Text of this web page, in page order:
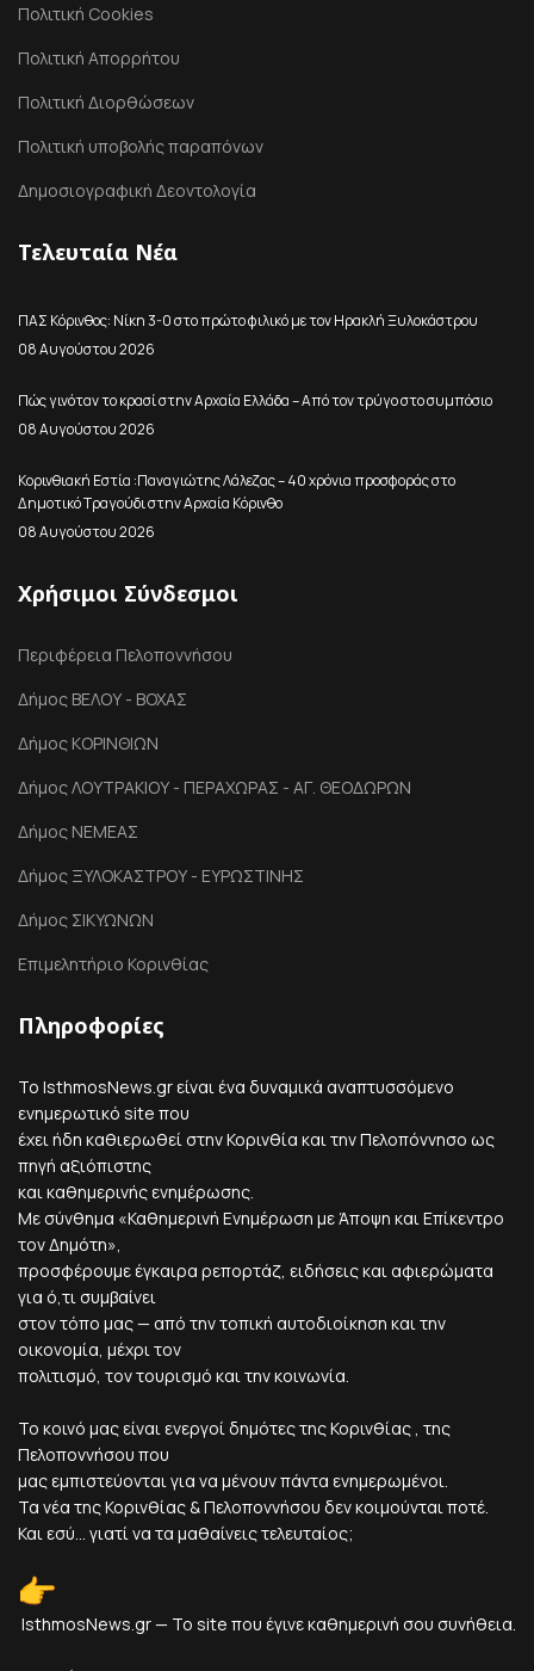
Πολιτική Cookies
Πολιτική Απορρήτου
Πολιτική Διορθώσεων
Πολιτική υποβολής παραπόνων
Δημοσιογραφική Δεοντολογία
Τελευταία Νέα
ΠΑΣ Κόρινθος: Νίκη 3-0 στο πρώτο φιλικό με τον Ηρακλή Ξυλοκάστρου
08 Αυγούστου 2026
Πώς γινόταν το κρασί στην Αρχαία Ελλάδα – Από τον τρύγο στο συμπόσιο
08 Αυγούστου 2026
Κορινθιακή Εστία :Παναγιώτης Λάλεζας – 40 χρόνια προσφοράς στο
Δημοτικό Τραγούδι στην Αρχαία Κόρινθο
08 Αυγούστου 2026
Χρήσιμοι Σύνδεσμοι
Περιφέρεια Πελοποννήσου
Δήμος ΒΕΛΟΥ - ΒΟΧΑΣ
Δήμος ΚΟΡΙΝΘΙΩΝ
Δήμος ΛΟΥΤΡΑΚΙΟΥ - ΠΕΡΑΧΩΡΑΣ - ΑΓ. ΘΕΟΔΩΡΩΝ
Δήμος ΝΕΜΕΑΣ
Δήμος ΞΥΛΟΚΑΣΤΡΟΥ - ΕΥΡΩΣΤΙΝΗΣ
Δήμος ΣΙΚΥΩΝΩΝ
Επιμελητήριο Κορινθίας
Πληροφορίες
Το IsthmosNews.gr είναι ένα δυναμικά αναπτυσσόμενο
ενημερωτικό site που
έχει ήδη καθιερωθεί στην Κορινθία και την Πελοπόννησο ως
πηγή αξιόπιστης
και καθημερινής ενημέρωσης.
Με σύνθημα «Καθημερινή Ενημέρωση με Άποψη και Επίκεντρο
τον Δημότη»,
προσφέρουμε έγκαιρα ρεπορτάζ, ειδήσεις και αφιερώματα
για ό,τι συμβαίνει
στον τόπο μας — από την τοπική αυτοδιοίκηση και την
οικονομία, μέχρι τον
πολιτισμό, τον τουρισμό και την κοινωνία.
Το κοινό μας είναι ενεργοί δημότες της Κορινθίας , της
Πελοποννήσου που
μας εμπιστεύονται για να μένουν πάντα ενημερωμένοι.
Τα νέα της Κορινθίας & Πελοποννήσου δεν κοιμούνται ποτέ.
Και εσύ... γιατί να τα μαθαίνεις τελευταίος;
IsthmosNews.gr — Το site που έγινε καθημερινή σου συνήθεια.